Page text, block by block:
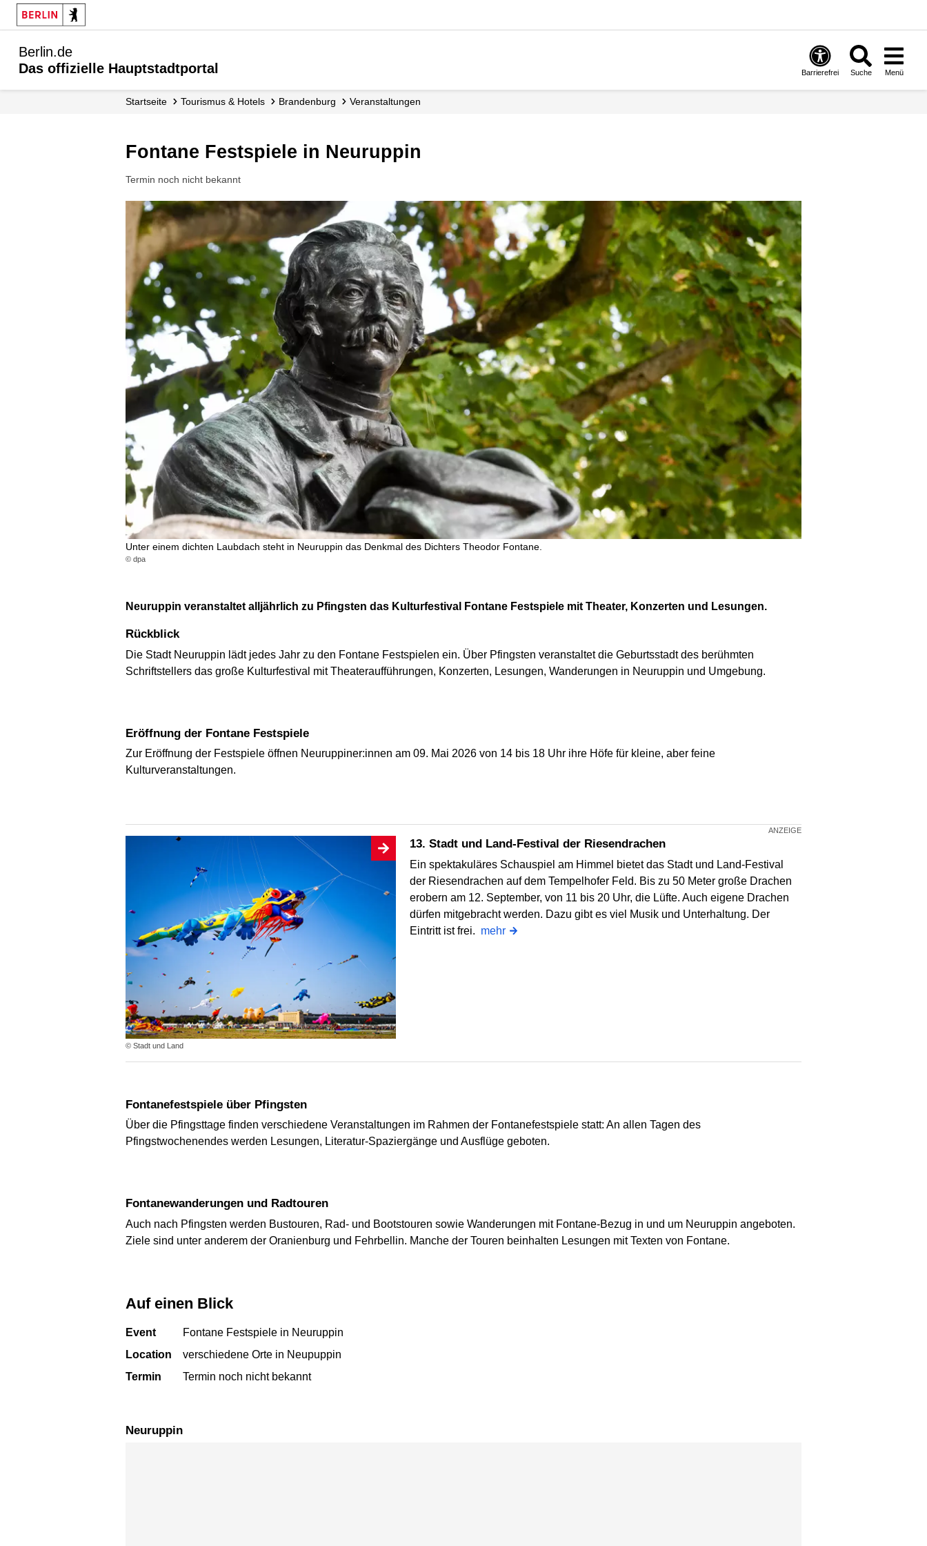
Berlin.de
Das offizielle Hauptstadtportal
Barrierefrei Suche Menü
Startseite Tourismus & Hotels Brandenburg Veranstaltungen
Fontane Festspiele in Neuruppin
Termin noch nicht bekannt
Unter einem dichten Laubdach steht in Neuruppin das Denkmal des Dichters Theodor Fontane.
© dpa
Neuruppin veranstaltet alljährlich zu Pfingsten das Kulturfestival Fontane Festspiele mit Theater, Konzerten und Lesungen.
Rückblick
Die Stadt Neuruppin lädt jedes Jahr zu den Fontane Festspielen ein. Über Pfingsten veranstaltet die Geburtsstadt des berühmten
Schriftstellers das große Kulturfestival mit Theateraufführungen, Konzerten, Lesungen, Wanderungen in Neuruppin und Umgebung.
Eröffnung der Fontane Festspiele
Zur Eröffnung der Festspiele öffnen Neuruppiner:innen am 09. Mai 2026 von 14 bis 18 Uhr ihre Höfe für kleine, aber feine
Kulturveranstaltungen.
© Stadt und Land
13. Stadt und Land-Festival der Riesendrachen
Ein spektakuläres Schauspiel am Himmel bietet das Stadt und Land-Festival
der Riesendrachen auf dem Tempelhofer Feld. Bis zu 50 Meter große Drachen
erobern am 12. September, von 11 bis 20 Uhr, die Lüfte. Auch eigene Drachen
dürfen mitgebracht werden. Dazu gibt es viel Musik und Unterhaltung. Der
Eintritt ist frei. mehr
Fontanefestspiele über Pfingsten
Über die Pfingsttage finden verschiedene Veranstaltungen im Rahmen der Fontanefestspiele statt: An allen Tagen des
Pfingstwochenendes werden Lesungen, Literatur-Spaziergänge und Ausflüge geboten.
Fontanewanderungen und Radtouren
Auch nach Pfingsten werden Bustouren, Rad- und Bootstouren sowie Wanderungen mit Fontane-Bezug in und um Neuruppin angeboten.
Ziele sind unter anderem der Oranienburg und Fehrbellin. Manche der Touren beinhalten Lesungen mit Texten von Fontane.
Auf einen Blick
Event
Fontane Festspiele in Neuruppin
Location
verschiedene Orte in Neupuppin
Termin
Termin noch nicht bekannt
Neuruppin